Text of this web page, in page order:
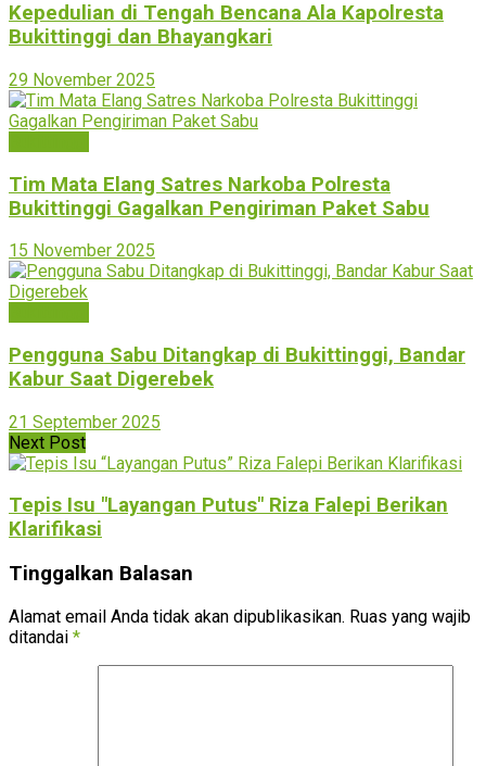
Kepedulian di Tengah Bencana Ala Kapolresta
Bukittinggi dan Bhayangkari
29 November 2025
Tim Mata Elang Satres Narkoba Polresta
Bukittinggi Gagalkan Pengiriman Paket Sabu
15 November 2025
Pengguna Sabu Ditangkap di Bukittinggi, Bandar
Kabur Saat Digerebek
21 September 2025
Next Post
Tepis Isu "Layangan Putus" Riza Falepi Berikan
Klarifikasi
Tinggalkan Balasan
Alamat email Anda tidak akan dipublikasikan. Ruas yang wajib
ditandai *